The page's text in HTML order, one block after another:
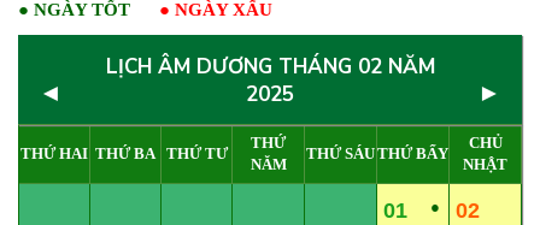
● NGÀY TỐT ● NGÀY XẤU
◄
LỊCH ÂM DƯƠNG THÁNG 02 NĂM
2025
►
THỨ HAI THỨ BA THỨ TƯ
THỨ
NĂM
THỨ SÁUTHỨ BẨY
CHỦ
NHẬT
●
01 02